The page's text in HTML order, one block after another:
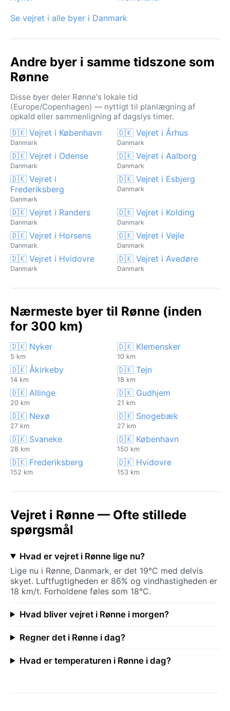
Se vejret i alle byer i Danmark
Andre byer i samme tidszone som
Rønne
Disse byer deler Rønne's lokale tid
(Europe/Copenhagen) — nyttigt til planlægning af
opkald eller sammenligning af dagslys timer.
🇩🇰 Vejret i København
Danmark
🇩🇰 Vejret i Århus
Danmark
🇩🇰 Vejret i Odense
Danmark
🇩🇰 Vejret i Aalborg
Danmark
🇩🇰 Vejret i
Frederiksberg
Danmark
🇩🇰 Vejret i Esbjerg
Danmark
🇩🇰 Vejret i Randers
Danmark
🇩🇰 Vejret i Kolding
Danmark
🇩🇰 Vejret i Horsens
Danmark
🇩🇰 Vejret i Vejle
Danmark
🇩🇰 Vejret i Hvidovre
Danmark
🇩🇰 Vejret i Avedøre
Danmark
Nærmeste byer til Rønne (inden
for 300 km)
🇩🇰 Nyker
5 km
🇩🇰 Klemensker
10 km
🇩🇰 Åkirkeby
14 km
🇩🇰 Tejn
18 km
🇩🇰 Allinge
20 km
🇩🇰 Gudhjem
21 km
🇩🇰 Nexø
27 km
🇩🇰 Snogebæk
27 km
🇩🇰 Svaneke
28 km
🇩🇰 København
150 km
🇩🇰 Frederiksberg
152 km
🇩🇰 Hvidovre
153 km
Vejret i Rønne — Ofte stillede
spørgsmål
Hvad er vejret i Rønne lige nu?
Lige nu i Rønne, Danmark, er det 19°C med delvis
skyet. Luftfugtigheden er 86% og vindhastigheden er
18 km/t. Forholdene føles som 18°C.
Hvad bliver vejret i Rønne i morgen?
Regner det i Rønne i dag?
Hvad er temperaturen i Rønne i dag?